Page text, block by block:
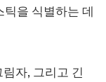
을 식별하는 데
자, 그리고 긴